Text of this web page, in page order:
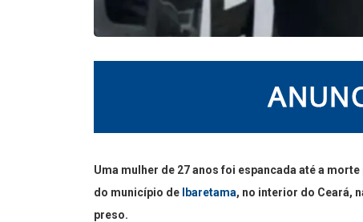
Uma mulher de 27 anos foi espancada até a
do município de
Ibaretama, no interior do Ceará,
preso.